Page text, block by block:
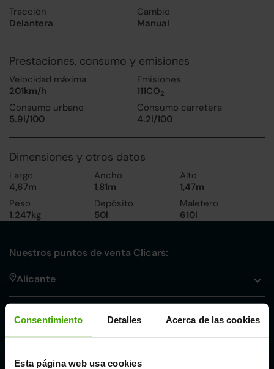
Consentimiento Detalles Acerca de las cookies
Esta página web usa cookies
Tracción
Delantera
Cambio
Manual
Prestaciones, consumo y emisiones
Velocidad máxima
201km/h
Emisiones
111CO2
Consumo urbano
5.9l/100
Consumo carretera
4.2l/100
Dimensiones y otros datos
Largo
4,67m
Ancho
1,81m
Alto
1,47m
Peso
1.247kg
Depósito
50l
Maletero
610l
Nuestros puntos de venta Clicars:
Alicante
Córdoba